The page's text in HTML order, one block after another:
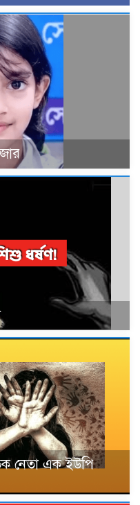
নেতা এক ইউপি